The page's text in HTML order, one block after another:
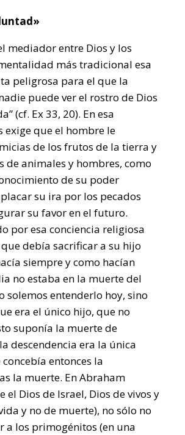
mediador entre Dios y los
más tradicional esa
peligrosa para el que la
puede ver el rostro de Dios
(cf. Ex 33, 20). En esa
exige que el hombre le
de los frutos de la tierra y
de animales y hombres, como
de su poder
su ira por los pecados
su favor en el futuro.
por esa conciencia religiosa
debía sacrificar a su hijo
siempre y como hacían
no estaba en la muerte del
solemos entenderlo hoy, sino
era el único hijo, que no
suponía la muerte de
descendencia era la única
entonces la
la muerte. En Abraham
el Dios de Israel, Dios de vivos y
y no de muerte), no sólo no
a los primogénitos (en una